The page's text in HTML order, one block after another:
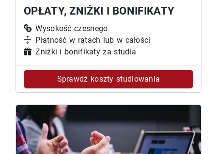
OPŁATY, ZNIŻKI I BONIFIKATY
Wysokość czesnego
Płatność w ratach lub w całości
Zniżki i bonifikaty za studia
Sprawdź koszty studiowania